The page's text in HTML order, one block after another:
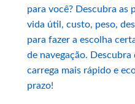
para você? Descubra as
vida útil, custo, peso,
para fazer a escolha
de navegação.
carrega mais rápido e
prazo!